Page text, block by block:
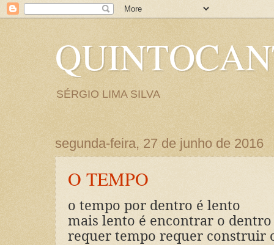
SÉRGIO LIMA SILVA
segunda-feira, 27 de junho de 2016
O TEMPO
o tempo por dentro é lento
mais lento é encontrar o
requer tempo requer construir